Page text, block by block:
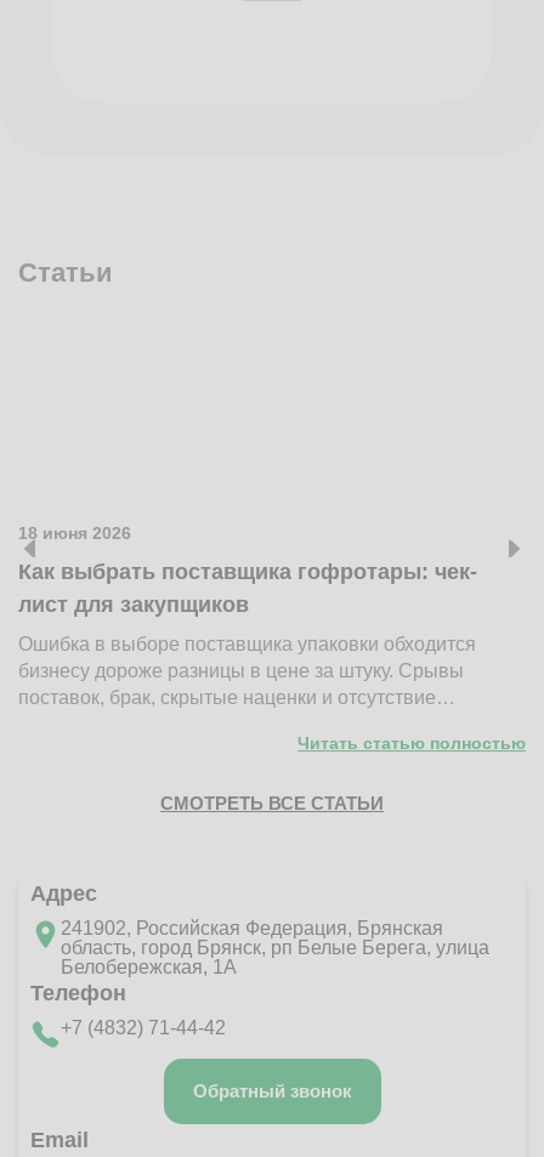
Статьи
18 июня 2026
Как выбрать поставщика гофротары: чек-
лист для закупщиков
Ошибка в выборе поставщика упаковки обходится
бизнесу дороже разницы в цене за штуку. Срывы
поставок, брак, скрытые наценки и отсутствие…
Читать статью полностью
СМОТРЕТЬ ВСЕ СТАТЬИ
Адрес
241902, Российская Федерация, Брянская
область, город Брянск, рп Белые Берега, улица
Белобережская, 1А
Телефон
+7 (4832) 71-44-42
Обратный звонок
Email